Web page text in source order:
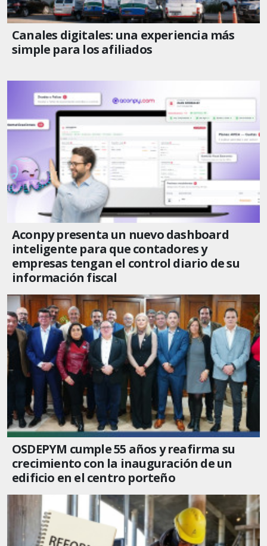
Canales digitales: una experiencia más
simple para los afiliados
Aconpy presenta un nuevo dashboard
inteligente para que contadores y
empresas tengan el control diario de su
información fiscal
OSDEPYM cumple 55 años y reafirma su
crecimiento con la inauguración de un
edificio en el centro porteño